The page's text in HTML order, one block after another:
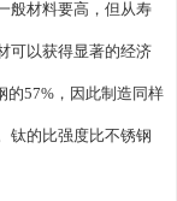
般材料要高，但从寿
可以获得显著的经济
的57%，因此制造同样
钛的比强度比不锈钢